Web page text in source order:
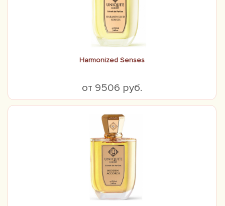
Harmonized Senses
от 9506 руб.